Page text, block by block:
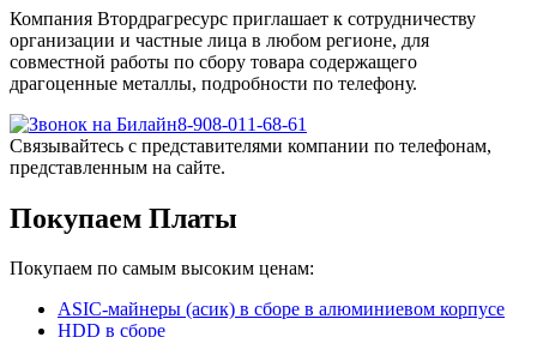
Компания Втордрагресурс приглашает к сотрудничеству
организации и частные лица в любом регионе, для
совместной работы по сбору товара содержащего
драгоценные металлы, подробности по телефону.
8-908-011-68-61
Связывайтесь с представителями компании по телефонам,
представленным на сайте.
Покупаем Платы
Покупаем по самым высоким ценам:
ASIC-майнеры (асик) в сборе в алюминиевом корпусе
HDD в сборе